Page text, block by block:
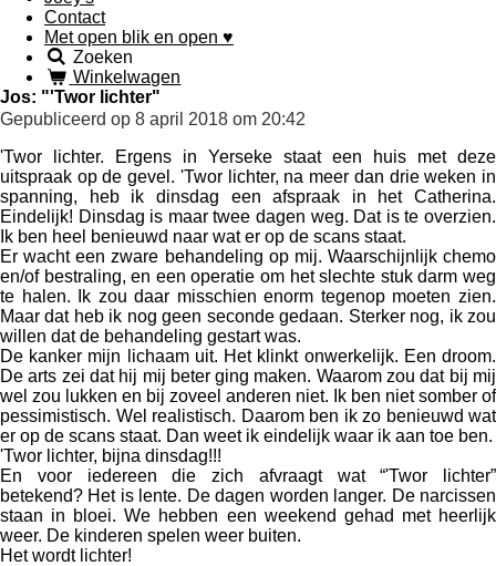
Contact
Met open blik en open ♥
Zoeken
Winkelwagen
Jos: "'Twor lichter"
Gepubliceerd op 8 april 2018 om 20:42
'Twor lichter. Ergens in Yerseke staat een huis met deze
uitspraak op de gevel. 'Twor lichter, na meer dan drie weken in
spanning, heb ik dinsdag een afspraak in het Catherina.
Eindelijk! Dinsdag is maar twee dagen weg. Dat is te overzien.
Ik ben heel benieuwd naar wat er op de scans staat.
Er wacht een zware behandeling op mij. Waarschijnlijk chemo
en/of bestraling, en een operatie om het slechte stuk darm weg
te halen. Ik zou daar misschien enorm tegenop moeten zien.
Maar dat heb ik nog geen seconde gedaan. Sterker nog, ik zou
willen dat de behandeling gestart was.
De kanker mijn lichaam uit. Het klinkt onwerkelijk. Een droom.
De arts zei dat hij mij beter ging maken. Waarom zou dat bij mij
wel zou lukken en bij zoveel anderen niet. Ik ben niet somber of
pessimistisch. Wel realistisch. Daarom ben ik zo benieuwd wat
er op de scans staat. Dan weet ik eindelijk waar ik aan toe ben.
'Twor lichter, bijna dinsdag!!!
En voor iedereen die zich afvraagt wat “'Twor lichter”
betekend? Het is lente. De dagen worden langer. De narcissen
staan in bloei. We hebben een weekend gehad met heerlijk
weer. De kinderen spelen weer buiten.
Het wordt lichter!